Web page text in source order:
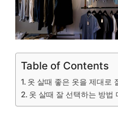
Table of Contents
옷 살때 좋은 옷을 제대로
옷 살때 잘 선택하는 방법